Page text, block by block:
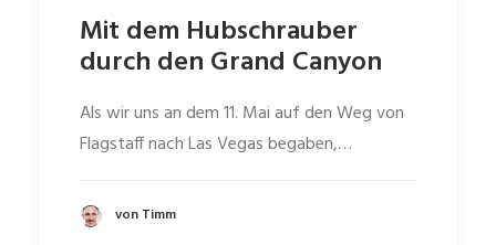
Mit dem Hubschrauber
durch den Grand Canyon
Als wir uns an dem 11. Mai auf den Weg von
Flagstaff nach Las Vegas begaben,…
von Timm